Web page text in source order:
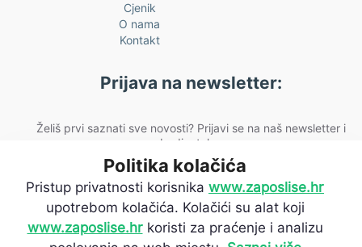
Cjenik
O nama
Kontakt
Prijava na newsletter:
Želiš prvi saznati sve novosti? Prijavi se na naš newsletter i
budi u toku.
[fluentform id="2"]
© 2026 zaposlise.hr. Sva prava
Politika kolačića
Pristup privatnosti korisnika www.zaposlise.hr
upotrebom kolačića. Kolačići su alat koji
www.zaposlise.hrkoristi za praćenje i analizu